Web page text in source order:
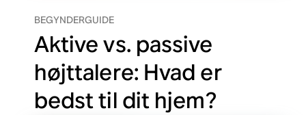
BEGYNDERGUIDE
Aktive vs. passive
højttalere: Hvad er
bedst til dit hjem?